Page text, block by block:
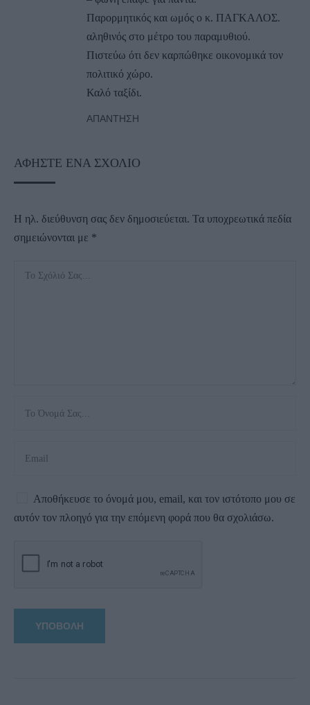
Παρορμητικός και ωμός ο κ. ΠΑΓΚΑΛΟΣ.
αληθινός στο μέτρο του παραμυθιού.
Πιστεύω ότι δεν καρπώθηκε οικονομικά τον
πολιτικό χώρο.
Καλό ταξίδι.
ΑΠΆΝΤΗΣΗ
ΑΦΉΣΤΕ ΈΝΑ ΣΧΌΛΙΟ
Η ηλ. διεύθυνση σας δεν δημοσιεύεται. Τα υποχρεωτικά πεδία
σημειώνονται με *
Αποθήκευσε το όνομά μου, email, και τον ιστότοπο μου σε
αυτόν τον πλοηγό για την επόμενη φορά που θα σχολιάσω.